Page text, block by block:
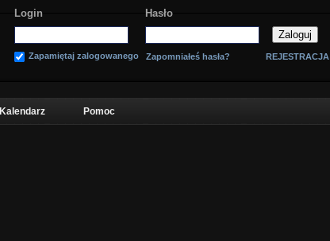
Login Hasło
Zapamiętaj zalogowanego Zapomniałeś hasła? REJESTRACJA
Kalendarz Pomoc